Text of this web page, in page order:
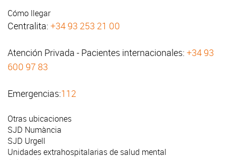
Cómo llegar
Centralita: +34 93 253 21 00
Atención Privada - Pacientes internacionales: +34 93
600 97 83
Emergencias:112
Otras ubicaciones
SJD Numància
SJD Urgell
Unidades extrahospitalarias de salud mental